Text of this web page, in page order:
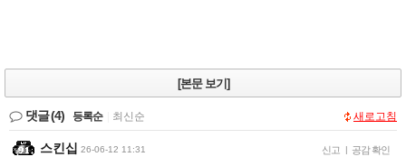
[본문 보기]
댓글(4) 등록순 최신순 새로고침
스킨십 26-06-12 11:31 신고 | 공감 확인